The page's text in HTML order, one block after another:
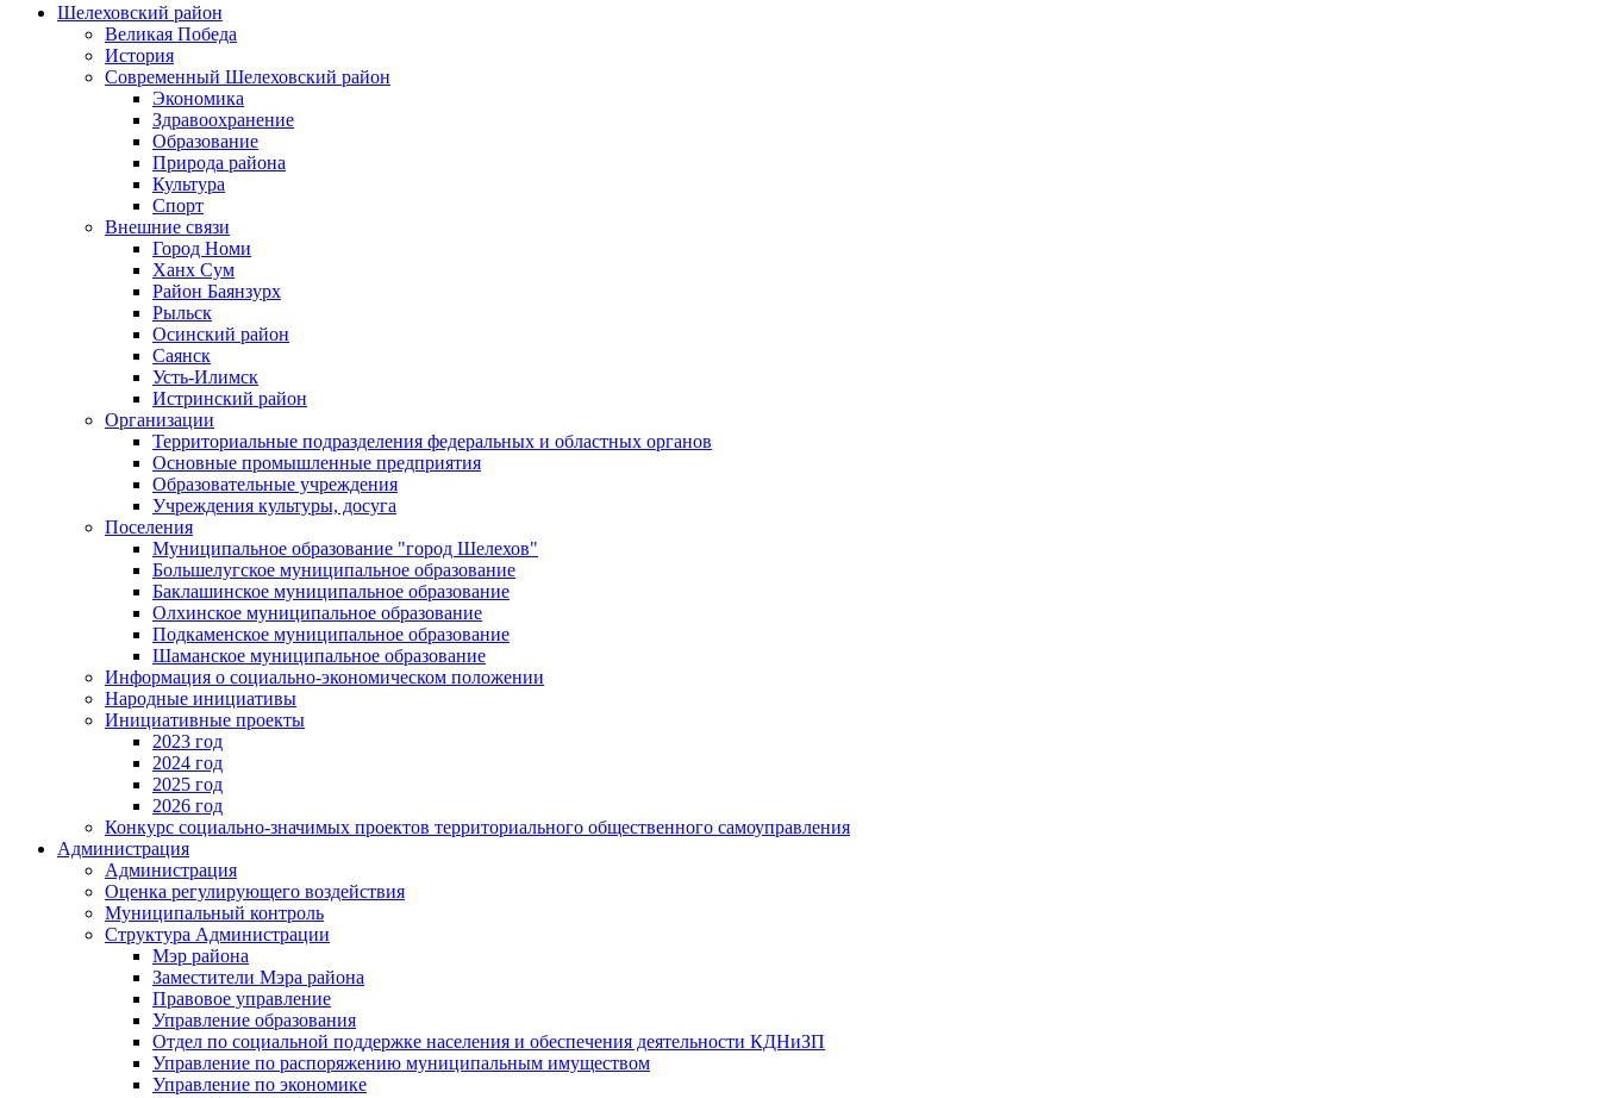
Шелеховский район
Великая Победа
История
Современный Шелеховский район
Экономика
Здравоохранение
Образование
Природа района
Культура
Спорт
Внешние связи
Город Номи
Ханх Сум
Район Баянзурх
Рыльск
Осинский район
Саянск
Усть-Илимск
Истринский район
Организации
Территориальные подразделения федеральных и областных органов
Основные промышленные предприятия
Образовательные учреждения
Учреждения культуры, досуга
Поселения
Муниципальное образование "город Шелехов"
Большелугское муниципальное образование
Баклашинское муниципальное образование
Олхинское муниципальное образование
Подкаменское муниципальное образование
Шаманское муниципальное образование
Информация о социально-экономическом положении
Народные инициативы
Инициативные проекты
2023 год
2024 год
2025 год
2026 год
Конкурс социально-значимых проектов территориального общественного самоуправления
Администрация
Администрация
Оценка регулирующего воздействия
Муниципальный контроль
Структура Администрации
Мэр района
Заместители Мэра района
Правовое управление
Управление образования
Отдел по социальной поддержке населения и обеспечения деятельности КДНиЗП
Управление по распоряжению муниципальным имуществом
Управление по экономике